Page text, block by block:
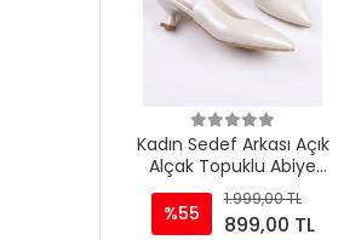
Kadın Sedef Arkası Açık
Alçak Topuklu Abiye
Ayakkabı
%55
1.999,00 TL
899,00 TL